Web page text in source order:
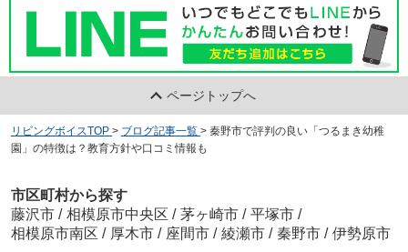
ページトップへ
リビングボイスTOP > ブログ記事一覧 > 秦野市で評判の良い「つるまき幼稚
園」の特徴は？教育方針や口コミ情報も
市区町村から探す
藤沢市 / 相模原市中央区 / 茅ヶ崎市 / 平塚市 /
相模原市南区 / 厚木市 / 座間市 / 綾瀬市 / 秦野市 / 伊勢原市